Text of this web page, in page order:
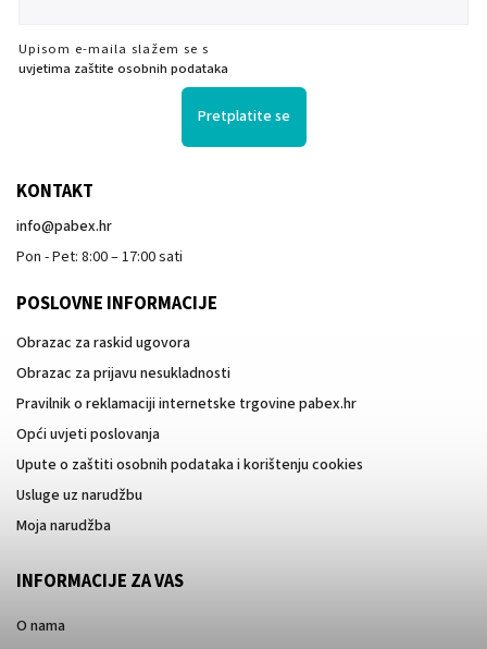
Upisom e-maila slažem se s
uvjetima zaštite osobnih podataka
Pretplatite se
KONTAKT
info@pabex.hr
Pon - Pet: 8:00 – 17:00 sati
POSLOVNE INFORMACIJE
Obrazac za raskid ugovora
Obrazac za prijavu nesukladnosti
Pravilnik o reklamaciji internetske trgovine pabex.hr
Opći uvjeti poslovanja
Upute o zaštiti osobnih podataka i korištenju cookies
Usluge uz narudžbu
Moja narudžba
INFORMACIJE ZA VAS
O nama